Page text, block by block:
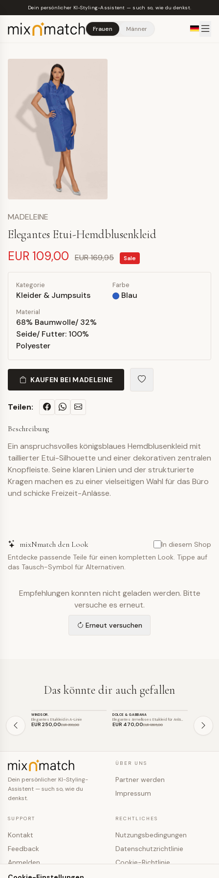
Skip to main content
Dein persönlicher KI-Styling-Assistent — such so, wie du denkst.
Frauen Männer
MADELEINE
Elegantes Etui-Hemdblusenkleid
EUR 109,00 EUR 169,95 Sale
Kategorie
Kleider & Jumpsuits
Farbe
Blau
Material
68% Baumwolle/ 32%
Seide/ Futter: 100%
Polyester
KAUFEN BEI MADELEINE
Teilen:
Beschreibung
Ein anspruchsvolles königsblaues Hemdblusenkleid mit
taillierter Etui-Silhouette und einer dekorativen zentralen
Knopfleiste. Seine klaren Linien und der strukturierte
Kragen machen es zu einer vielseitigen Wahl für das Büro
und schicke Freizeit-Anlässe.
mixNmatch den Look
In diesem Shop
Entdecke passende Teile für einen kompletten Look. Tippe auf
das Tausch-Symbol für Alternativen.
Empfehlungen konnten nicht geladen werden. Bitte
versuche es erneut.
Erneut versuchen
Das könnte dir auch gefallen
SALE
WINDSOR.
Elegantes Etuikleid in A-Linie
EUR 250,00EUR 399,00
SALE
DOLCE & GABBANA
Elegantes ärmelloses Etuikleid für Anlä…
EUR 470,00EUR 1365,00 EUR 161
Dein persönlicher KI-Styling-
Assistent — such so, wie du
denkst.
ÜBER UNS
Partner werden
Impressum
SUPPORT
Kontakt
Feedback
Anmelden
Registrieren
RECHTLICHES
Nutzungsbedingungen
Datenschutzrichtlinie
Cookie-Richtlinie